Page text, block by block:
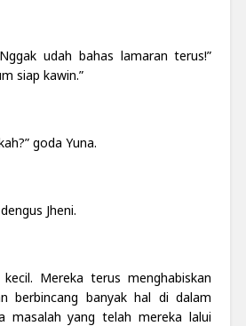
udah bahas lamaran terus!”
siap kawin.”
goda Yuna.
Jheni.
Mereka terus menghabiskan
berbincang banyak hal di dalam
masalah yang telah mereka lalui